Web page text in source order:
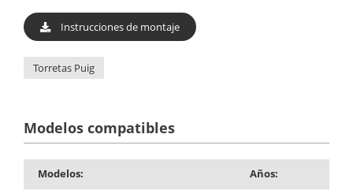
Instrucciones de montaje
Torretas Puig
Modelos compatibles
Modelos: Años: